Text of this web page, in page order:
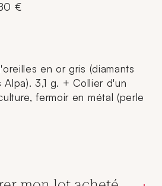
€
en or gris (diamants
3,1 g. + Collier d'un
fermoir en métal (perle